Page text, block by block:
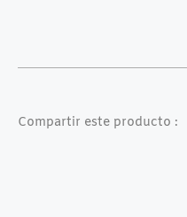
Compartir este producto :